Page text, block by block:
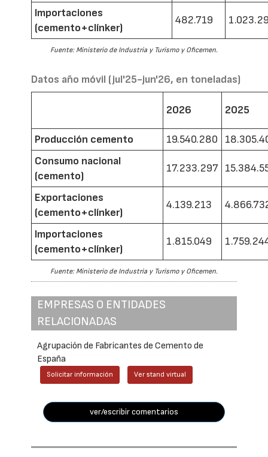
Importaciones
(cemento+clínker)
482.719
Fuente: Ministerio de Industria y Turismo y Oficemen.
Datos año móvil (jul'25-jun'26, en toneladas)
2026 2025
Producción cemento 19.540.280
Consumo nacional
(cemento)
17.233.297
Exportaciones
(cemento+clínker)
4.139.213
Importaciones
(cemento+clínker)
1.815.049
Fuente: Ministerio de Industria y Turismo y Oficemen.
EMPRESAS O ENTIDADES
RELACIONADAS
Agrupación de Fabricantes de Cemento de
España
Solicitar información Ver stand virtual
ver/escribir comentarios